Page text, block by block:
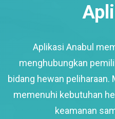
Aplikasi Anabul
menghubungkan
bidang hewan
memenuhi kebutuhan
keamanan